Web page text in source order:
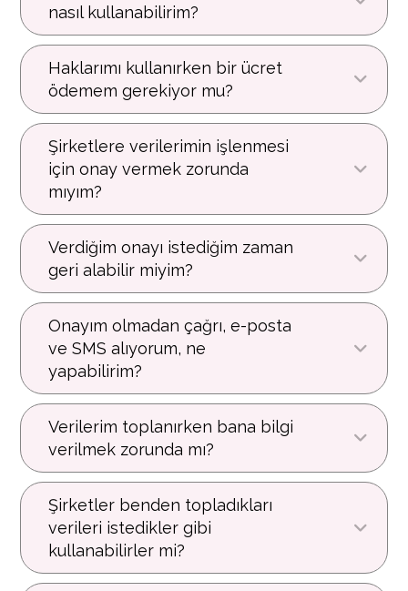
nasıl kullanabilirim?
Haklarımı kullanırken bir ücret
ödemem gerekiyor mu?
Şirketlere verilerimin işlenmesi
için onay vermek zorunda
mıyım?
Verdiğim onayı istediğim zaman
geri alabilir miyim?
Onayım olmadan çağrı, e-posta
ve SMS alıyorum, ne
yapabilirim?
Verilerim toplanırken bana bilgi
verilmek zorunda mı?
Şirketler benden topladıkları
verileri istedikler gibi
kullanabilirler mi?